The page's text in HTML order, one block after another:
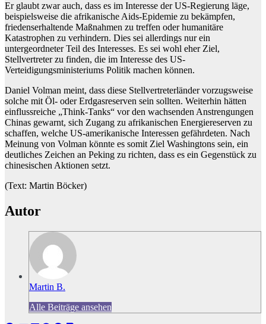
Er glaubt zwar auch, dass es im Interesse der US-Regierung läge,
beispielsweise die afrikanische Aids-Epidemie zu bekämpfen,
friedenserhaltende Maßnahmen zu treffen oder humanitäre
Katastrophen zu verhindern. Dies sei allerdings nur ein
untergeordneter Teil des Interesses. Es sei wohl eher Ziel,
Stellvertreter zu finden, die im Interesse des US-
Verteidigungsministeriums Politik machen können.
Daniel Volman meint, dass diese Stellvertreterländer vorzugsweise
solche mit Öl- oder Erdgasreserven sein sollten. Weiterhin hätten
einflussreiche „Think-Tanks“ vor den wachsenden Anstrengungen
Chinas gewarnt, sich Zugang zu afrikanischen Energiereserven zu
schaffen, welche US-amerikanische Interessen gefährdeten. Nach
Meinung von Volman könnte es somit Ziel Washingtons sein, ein
deutliches Zeichen an Peking zu richten, dass es ein Gegenstück zu
chinesischen Aktionen setzt.
(Text: Martin Böcker)
Autor
Martin B.
Alle Beiträge ansehen